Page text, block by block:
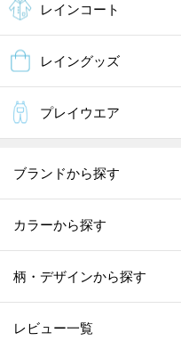
レインコート
レイングッズ
プレイウエア
ブランドから探す
カラーから探す
柄・デザインから探す
レビュー一覧